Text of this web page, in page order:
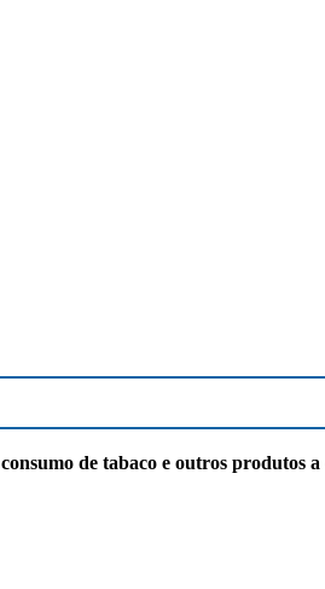
de tabaco e outros produtos a